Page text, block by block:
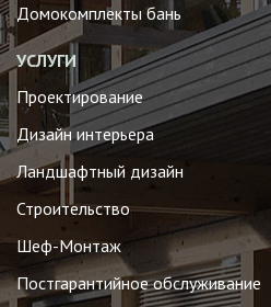
Домокомплекты бань
УСЛУГИ
Проектирование
Дизайн интерьера
Ландшафтный дизайн
Строительство
Шеф-Монтаж
Постгарантийное обслуживание